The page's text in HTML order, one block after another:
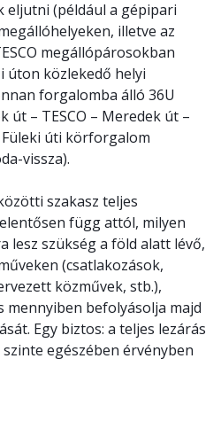
eljutni (például a gépipari
illetve az
megállópárosokban
úton közlekedő helyi
forgalomba álló 36U
út – TESCO – Meredek út –
Füleki úti körforgalom
vissza).
szakasz teljes
függ attól, milyen
lesz szükség a föld alatt lévő,
(csatlakozások,
közművek, stb.),
mennyiben befolyásolja majd
Egy biztos: a teljes lezárás
egészében érvényben